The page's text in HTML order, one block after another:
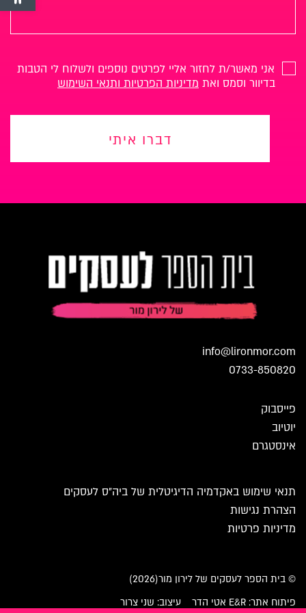
אני מאשר/ת לחזור אליי לפרטים נוספים ולשלוח לי הטבות
בדיוור וסמס ואת מדיניות הפרטיות ותנאי השימוש
דברו איתי
info@lironmor.com
0733-850820
פייסבוק
יוטיוב
אינסטגרם
תנאי שימוש באקדמיה הדיגיטלית של ביה״ס לעסקים
הצהרת נגישות
מדיניות פרטיות
© בית הספר לעסקים של לירון מור(2026)
פיתוח אתר: E&R אטי הדר
עיצוב: שני צרור